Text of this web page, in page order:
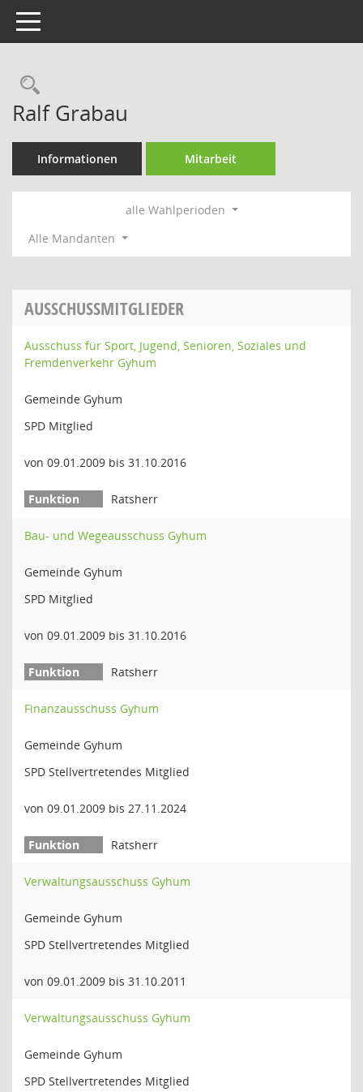
Toggle navigation
Rechercheauswahl
Ralf Grabau
Informationen Mitarbeit
alle Wahlperioden
Alle Mandanten
AUSSCHUSSMITGLIEDER
Ausschuss für Sport, Jugend, Senioren, Soziales und
Fremdenverkehr Gyhum
Gemeinde Gyhum
SPD Mitglied
von 09.01.2009 bis 31.10.2016
Ratsherr
Bau- und Wegeausschuss Gyhum
Gemeinde Gyhum
SPD Mitglied
von 09.01.2009 bis 31.10.2016
Ratsherr
Finanzausschuss Gyhum
Gemeinde Gyhum
SPD Stellvertretendes Mitglied
von 09.01.2009 bis 27.11.2024
Ratsherr
Verwaltungsausschuss Gyhum
Gemeinde Gyhum
SPD Stellvertretendes Mitglied
von 09.01.2009 bis 31.10.2011
Verwaltungsausschuss Gyhum
Gemeinde Gyhum
SPD Stellvertretendes Mitglied